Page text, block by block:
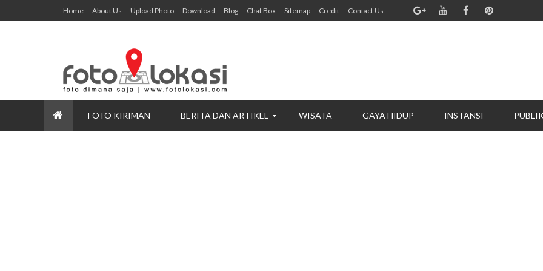
Home About Us Upload Photo Download Blog Chat Box Sitemap Credit Contact Us
FOTO KIRIMAN BERITA DAN ARTIKEL WISATA GAYA HIDUP INSTANSI